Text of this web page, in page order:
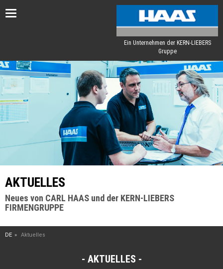
Toggle
Ein Unternehmen der KERN-LIEBERS
Gruppe
AKTUELLES
Neues von CARL HAAS und der KERN-LIEBERS
FIRMENGRUPPE
DE Aktuelles
AKTUELLES